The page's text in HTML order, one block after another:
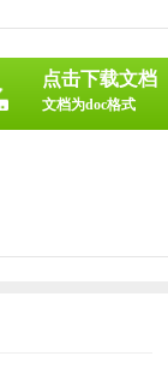
点击下载文档
文档为doc格式